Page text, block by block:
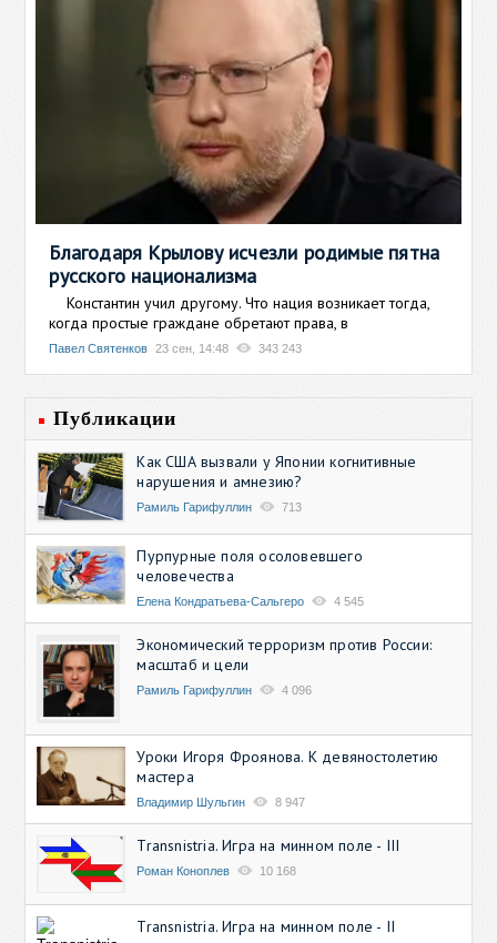
Благодаря Крылову исчезли родимые пятна
русского национализма
Константин учил другому. Что нация возникает тогда,
когда простые граждане обретают права, в
Павел Святенков 23 сен, 14:48 343 243
Публикации
Как США вызвали у Японии когнитивные
нарушения и амнезию?
Рамиль Гарифуллин 713
Пурпурные поля осоловевшего
человечества
Елена Кондратьева-Сальгеро 4 545
Экономический терроризм против России:
масштаб и цели
Рамиль Гарифуллин 4 096
Уроки Игоря Фроянова. К девяностолетию
мастера
Владимир Шульгин 8 947
Transnistria. Игра на минном поле - III
Роман Коноплев 10 168
Transnistria. Игра на минном поле - II